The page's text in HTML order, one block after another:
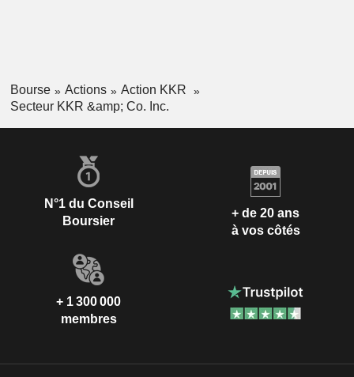
Bourse Actions
Action KKR
Secteur KKR &amp; Co. Inc.
N°1 du Conseil
Boursier
+ de 20 ans
à vos côtés
+ 1 300 000
membres